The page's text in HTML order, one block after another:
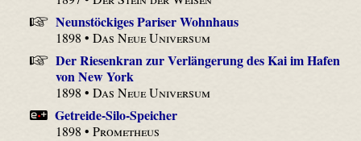
Neunstöckiges Pariser Wohnhaus
1898 •Das Neue Universum
Der Riesenkran zur Verlängerung des Kai im Hafen
von New York
1898 •Das Neue Universum
Getreide-Silo-Speicher
1898 •Prometheus